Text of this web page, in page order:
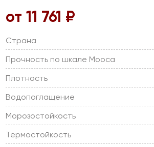
от 11 761 ₽
Страна
Прочность по шкале Мооса
Плотность
Водопоглащение
Морозостойкость
Термостойкость